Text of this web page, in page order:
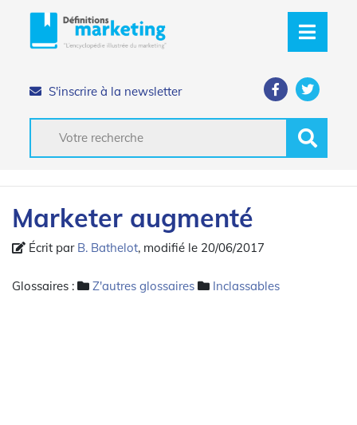
S'inscrire à la newsletter
Marketer augmenté
Écrit par B. Bathelot, modifié le 20/06/2017
Glossaires : Z'autres glossaires Inclassables